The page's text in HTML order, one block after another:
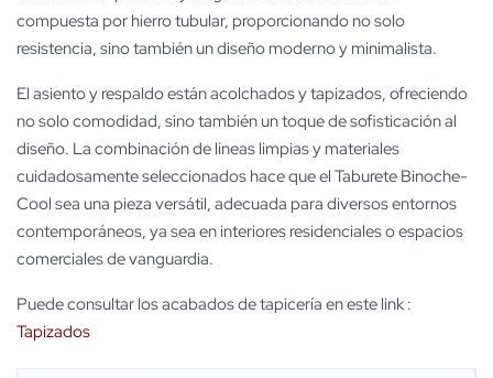
compuesta por hierro tubular, proporcionando no solo
resistencia, sino también un diseño moderno y minimalista.
El asiento y respaldo están acolchados y tapizados, ofreciendo
no solo comodidad, sino también un toque de sofisticación al
diseño. La combinación de líneas limpias y materiales
cuidadosamente seleccionados hace que el Taburete Binoche-
Cool sea una pieza versátil, adecuada para diversos entornos
contemporáneos, ya sea en interiores residenciales o espacios
comerciales de vanguardia.
Puede consultar los acabados de tapicería en este link :
Tapizados